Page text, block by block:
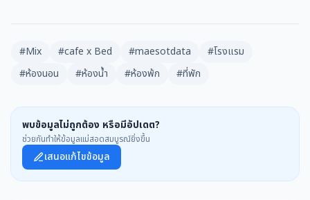
#Mix #cafe x Bed #maesotdata
#โรงแรม
#ห้องนอน
#ห้องน้ำ #ห้องพ้ก #ที่พัก
พบข้อมูลไม่ถูกต้อง หรือมีอัปเดต?
ช่วยกันทำให้ข้อมูลแม่สอดสมบูรณ์ยิ่งขึ้น
เสนอแก้ไขข้อมูล